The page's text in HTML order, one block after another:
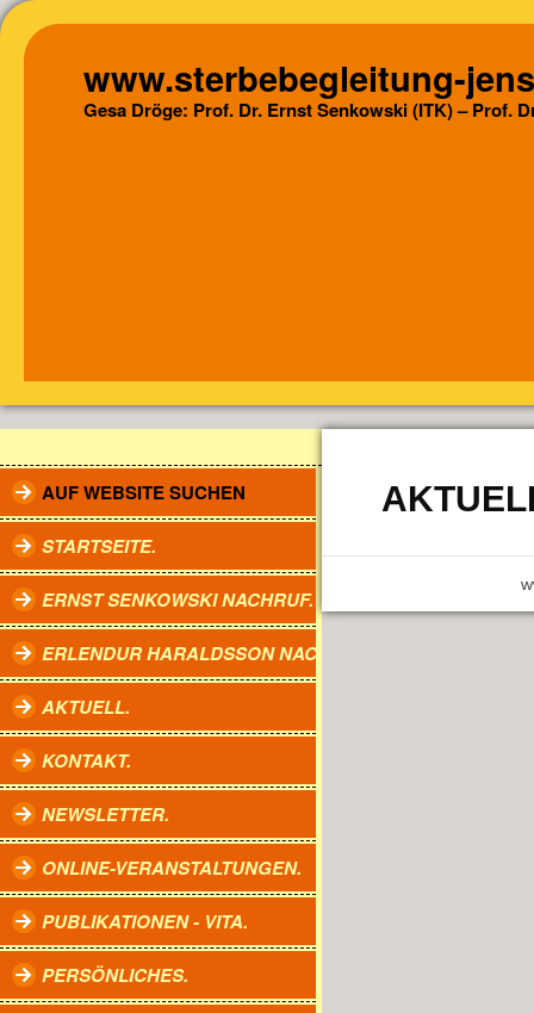
www.sterbebegleitung-
Gesa Dröge: Prof. Dr. Ernst Senkowski (ITK) – Prof.
AUF WEBSITE SUCHEN
STARTSEITE.
ERNST SENKOWSKI NACHRUF.
ERLENDUR HARALDSSON NACHRUF.
AKTUELL.
KONTAKT.
NEWSLETTER.
ONLINE-VERANSTALTUNGEN.
PUBLIKATIONEN - VITA.
PERSÖNLICHES.